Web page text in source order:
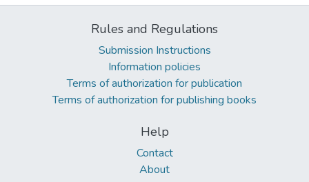
Rules and Regulations
Submission Instructions
Information policies
Terms of authorization for publication
Terms of authorization for publishing books
Help
Contact
About